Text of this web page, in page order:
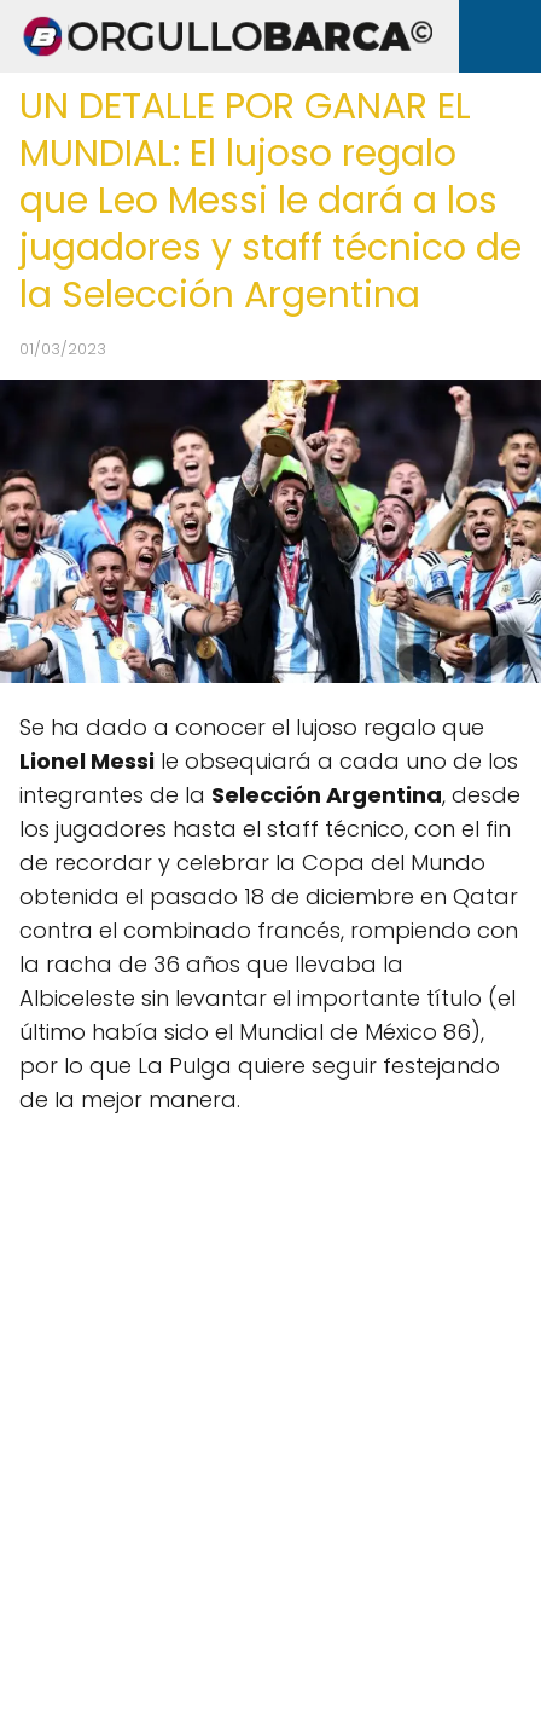
UN DETALLE POR GANAR EL
MUNDIAL: El lujoso regalo
que Leo Messi le dará a los
jugadores y staff técnico de
la Selección Argentina
01/03/2023
Se ha dado a conocer el lujoso regalo que
Lionel Messi le obsequiará a cada uno de los
integrantes de la Selección Argentina, desde
los jugadores hasta el staff técnico, con el fin
de recordar y celebrar la Copa del Mundo
obtenida el pasado 18 de diciembre en Qatar
contra el combinado francés, rompiendo con
la racha de 36 años que llevaba la
Albiceleste sin levantar el importante título (el
último había sido el Mundial de México 86),
por lo que La Pulga quiere seguir festejando
de la mejor manera.